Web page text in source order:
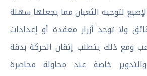
لتوجيه الثعبان مما يجعلها سهلة
ولا توجد أزرار معقدة أو إعدادات
ومع ذلك يتطلب إتقان الحركة بدقة
خاصة عند محاولة محاصرة